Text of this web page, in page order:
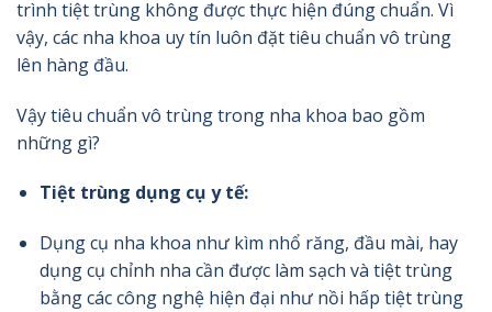
trình tiệt trùng không được thực hiện đúng chuẩn. Vì
vậy, các nha khoa uy tín luôn đặt tiêu chuẩn vô trùng
lên hàng đầu.
Vậy tiêu chuẩn vô trùng trong nha khoa bao gồm
những gì?
Tiệt trùng dụng cụ y tế:
Dụng cụ nha khoa như kìm nhổ răng, đầu mài, hay
dụng cụ chỉnh nha cần được làm sạch và tiệt trùng
bằng các công nghệ hiện đại như nồi hấp tiệt trùng